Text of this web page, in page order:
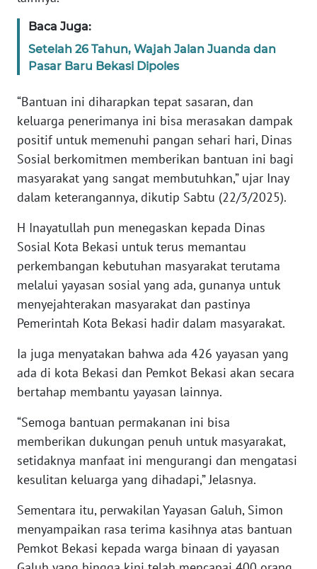
Baca Juga:
Setelah 26 Tahun, Wajah Jalan Juanda dan
Pasar Baru Bekasi Dipoles
“Bantuan ini diharapkan tepat sasaran, dan
keluarga penerimanya ini bisa merasakan dampak
positif untuk memenuhi pangan sehari hari, Dinas
Sosial berkomitmen memberikan bantuan ini bagi
masyarakat yang sangat membutuhkan,” ujar Inay
dalam keterangannya, dikutip Sabtu (22/3/2025).
H Inayatullah pun menegaskan kepada Dinas
Sosial Kota Bekasi untuk terus memantau
perkembangan kebutuhan masyarakat terutama
melalui yayasan sosial yang ada, gunanya untuk
menyejahterakan masyarakat dan pastinya
Pemerintah Kota Bekasi hadir dalam masyarakat.
Ia juga menyatakan bahwa ada 426 yayasan yang
ada di kota Bekasi dan Pemkot Bekasi akan secara
bertahap membantu yayasan lainnya.
“Semoga bantuan permakanan ini bisa
memberikan dukungan penuh untuk masyarakat,
setidaknya manfaat ini mengurangi dan mengatasi
kesulitan keluarga yang dihadapi,” Jelasnya.
Sementara itu, perwakilan Yayasan Galuh, Simon
menyampaikan rasa terima kasihnya atas bantuan
Pemkot Bekasi kepada warga binaan di yayasan
WN
SUMBAR
WN
BENGKULU
WN
LAMPUNG
WN
JATENG
WN
NUSANTARA
JOGJA
WN
WN
BALI
KALBAR
WN
KALTENG